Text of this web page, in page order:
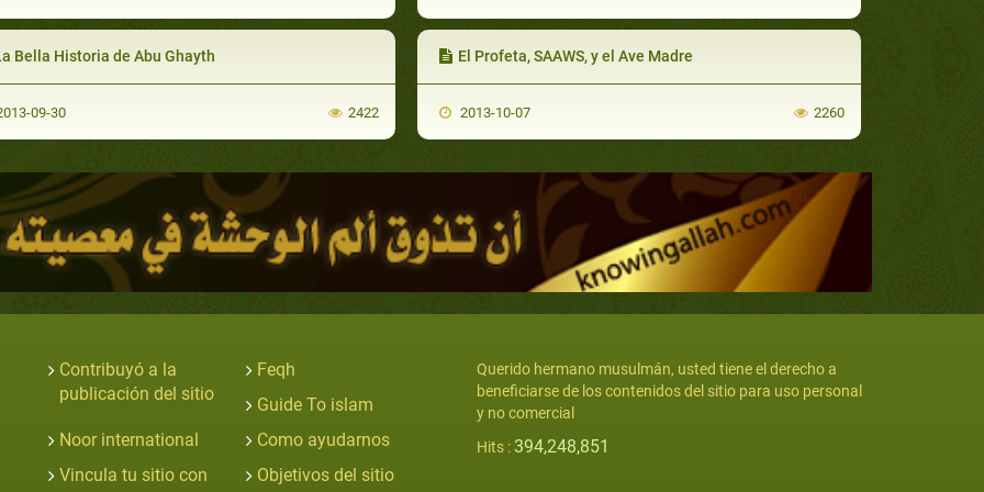
Bella Historia de Abu Ghayth
09-30 2422
El Profeta, SAAWS, y el Ave Madre
2013-10-07 2260
Contribuyó a la
publicación del sitio
Feqh
Guide To islam
Noor international
Como ayudarnos
Vincula tu sitio con
Objetivos del sitio
Querido hermano musulmán, usted tiene el derecho a
beneficiarse de los contenidos del sitio para uso personal
y no comercial
Hits : 394,248,851